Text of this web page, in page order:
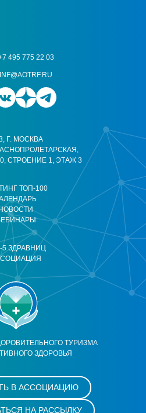
ТУРИЗМА
ЗДОРОВЬЯ
ТОП-100
5 ЗДРАВНИЦ
Г. МОСКВА
СТРОЕНИЕ 1, ЭТАЖ 3
495 775 22 03
INF@AOTRF.RU
В АССОЦИАЦИЮ
НА РАССЫЛКУ